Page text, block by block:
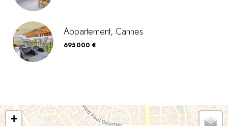
Appartement, Cannes
695 000 €
+